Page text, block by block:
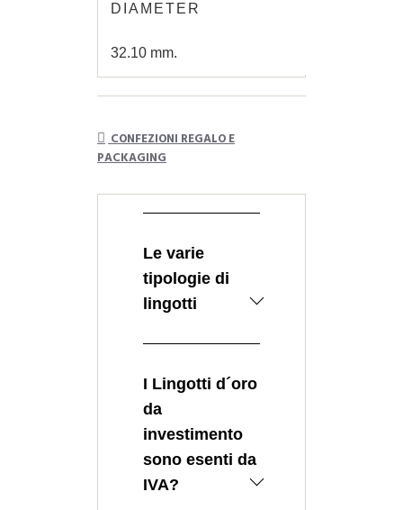
DIAMETER
32.10 mm.
CONFEZIONI REGALO E
PACKAGING
Le varie
tipologie di
lingotti
I Lingotti d’oro si
in due macro-
categorie:
I lingotti d
´oro Fusi o
I Lingotti d´oro
da
investimento
sono esenti da
IVA?